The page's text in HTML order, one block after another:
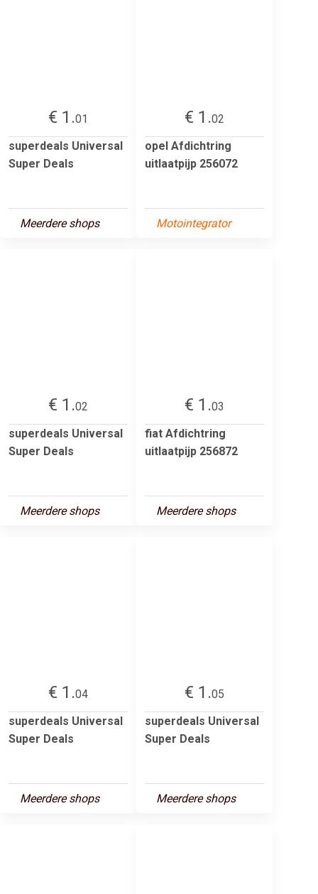
€ 1.01
superdeals Universal
Super Deals
Meerdere shops
€ 1.02
opel Afdichtring
uitlaatpijp 256072
Motointegrator
€ 1.02
superdeals Universal
Super Deals
Meerdere shops
€ 1.03
fiat Afdichtring
uitlaatpijp 256872
Meerdere shops
€ 1.04
superdeals Universal
Super Deals
Meerdere shops
€ 1.05
superdeals Universal
Super Deals
Meerdere shops